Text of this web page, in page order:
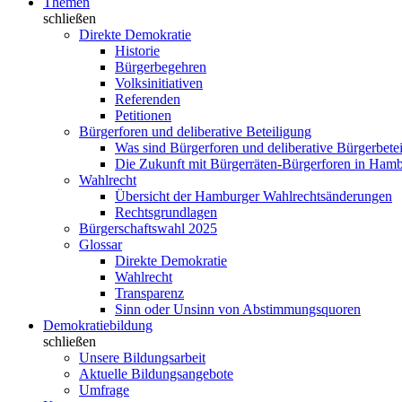
schließen
Direkte Demokratie
Historie
Bürgerbegehren
Volksinitiativen
Referenden
Petitionen
Bürgerforen und deliberative Beteiligung
Was sind Bürgerforen und deliberative
Die Zukunft mit Bürgerräten-Bürgerforen in
Wahlrecht
Übersicht der Hamburger Wahlrechtsänderungen
Rechtsgrundlagen
Bürgerschaftswahl 2025
Glossar
Direkte Demokratie
Wahlrecht
Transparenz
Sinn oder Unsinn von Abstimmungsquoren
Demokratiebildung
schließen
Unsere Bildungsarbeit
Aktuelle Bildungsangebote
Umfrage